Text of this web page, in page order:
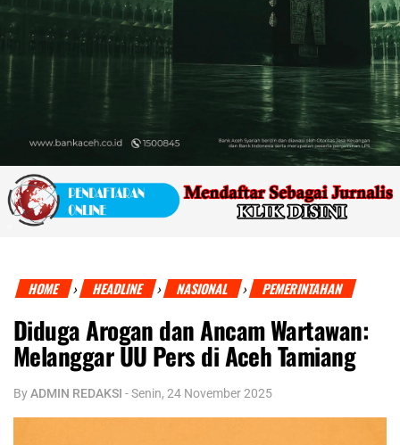
HOME › HEADLINE › NASIONAL › PEMERINTAHAN
Diduga Arogan dan Ancam Wartawan:
Melanggar UU Pers di Aceh Tamiang
ByADMIN REDAKSI -Senin, 24 November 2025